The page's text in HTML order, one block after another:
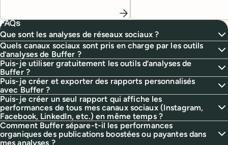
leaders du marketing de
FAQs
Que sont les analyses de réseaux sociaux ?
Quels canaux sociaux sont pris en charge par les outils
d’analyses de Buffer ?
Puis-je utiliser gratuitement les outils d’analyses de
Buffer ?
Puis-je créer et exporter des rapports personnalisés
avec Buffer ?
Puis-je créer un seul rapport qui affiche les
performances de tous mes canaux sociaux (Instagram,
Facebook, LinkedIn, etc.) en même temps ?
Comment Buffer sépare-t-il les performances
organiques des publications boostées ou payantes dans
mes analyses ?